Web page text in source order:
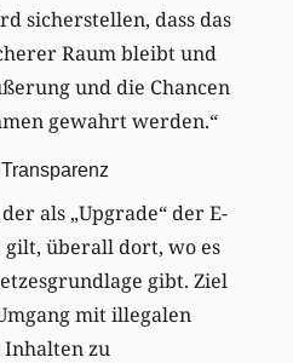
sicherstellen, dass das
Raum bleibt und
und die Chancen
gewahrt werden.“
als „Upgrade“ der E-
überall dort, wo es
gibt. Ziel
mit illegalen
zu